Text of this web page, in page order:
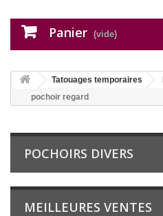
Panier (vide)
Tatouages temporaires
pochoir regard
POCHOIRS DIVERS
MEILLEURES VENTES